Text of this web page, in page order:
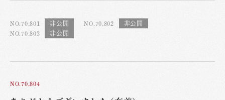
NO.70,801
NO.70,802
NO.70,803
NO.70,804